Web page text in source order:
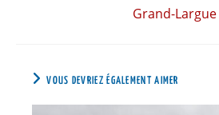
Grand-
VOUS DEVRIEZ ÉGALEMENT AIMER